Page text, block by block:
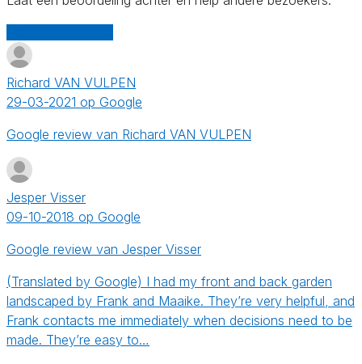
Richard VAN VULPEN
29-03-2021 op Google
Google review van Richard VAN VULPEN
Jesper Visser
09-10-2018 op Google
Google review van Jesper Visser
(Translated by Google) I had my front and back garden
landscaped by Frank and Maaike. They’re very helpful, and
Frank contacts me immediately when decisions need to be
made. They’re easy to…